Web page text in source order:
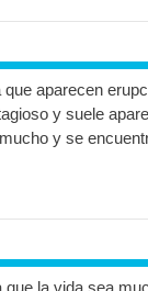
aparecen
y suele
y se
la vida sea